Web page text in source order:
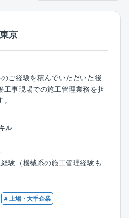
京
ご経験を積んでいただいた後
工事現場での施工管理業務を担
品質管理、工程管理、原価管
事務所対応
ル
験（機械系の施工管理経験も
点数を伺います。
# 上場・大手企業